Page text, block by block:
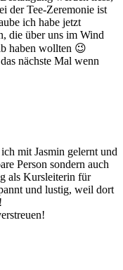
der Tee-Zeremonie ist
ich habe jetzt
die über uns im Wind
haben wollten 😉
nächste Mal wenn
mit Jasmin gelernt und
Person sondern auch
als Kursleiterin für
und lustig, weil dort